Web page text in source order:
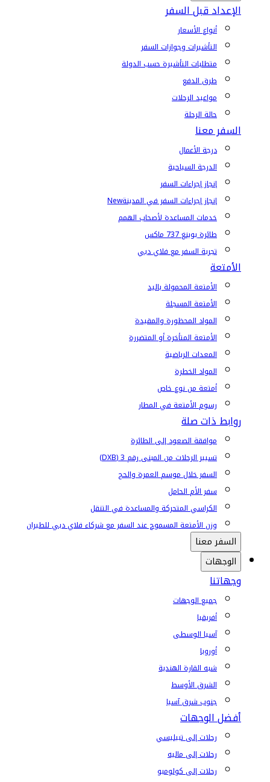
الإعداد قبل السفر
أنواع الأسعار
التأشيرات وجوازات السفر
متطلبات التأشيرة حسب الدولة
طرق الدفع
مواعيد الرحلات
حالة الرحلة
السفر معنا
درجة الأعمال
الدرجة السياحية
إنجاز إجراءات السفر
إنجاز إجراءات السفر في المدينةNew
خدمات المساعدة لأصحاب الهمم
طائرة بوينغ 737 ماكس
تجربة السفر مع فلاي دبي
الأمتعة
الأمتعة المحمولة باليد
الأمتعة المسجلة
المواد المحظورة والمقيدة
الأمتعة المتأخرة أو المتضررة
المعدات الرياضية
المواد الخطرة
أمتعة من نوع خاص
رسوم الأمتعة في المطار
روابط ذات صلة
موافقة الصعود إلى الطائرة
تسيير الرحلات من المبنى رقم 3 (DXB)
السفر خلال موسم العمرة والحج
سفر الأم الحامل
الكراسي المتحركة والمساعدة في التنقل
وزن الأمتعة المسموح عند السفر مع شركاء فلاي دبي للطيران
السفر معنا
الوجهات
وجهاتنا
جميع الوجهات
أفريقيا
آسيا الوسطى
أوروبا
شبه القارة الهندية
الشرق الأوسط
جنوب شرق آسيا
أفضل الوجهات
رحلات إلى تبيليسي
رحلات إلى ماليه
رحلات إلى كولومبو